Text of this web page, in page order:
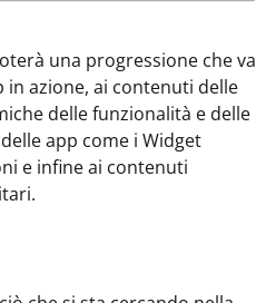
una progressione che va
azione, ai contenuti delle
delle funzionalità e delle
app come i Widget
e infine ai contenuti